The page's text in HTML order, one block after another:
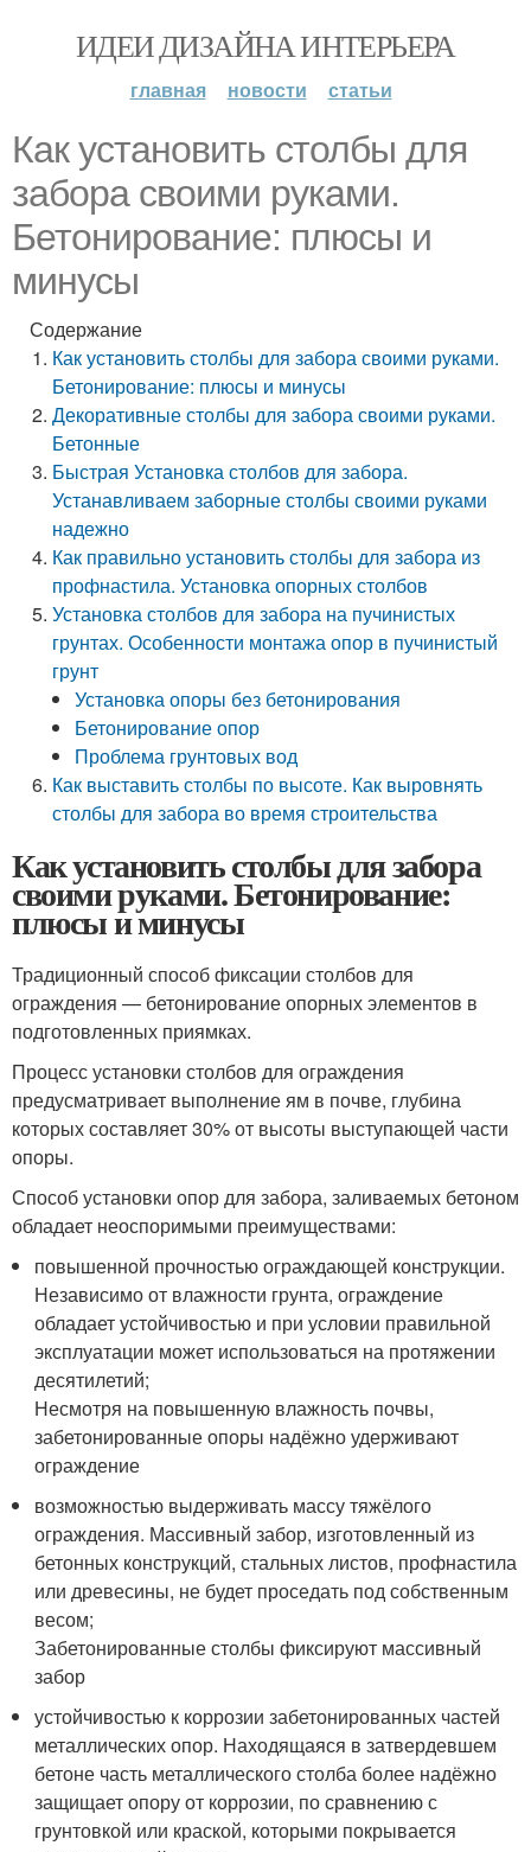
ИДЕИ ДИЗАЙНА ИНТЕРЬЕРА
главная новости статьи
Как установить столбы для
забора своими руками.
Бетонирование: плюсы и
минусы
Содержание
Как установить столбы для забора своими руками.
Бетонирование: плюсы и минусы
Декоративные столбы для забора своими руками.
Бетонные
Быстрая Установка столбов для забора.
Устанавливаем заборные столбы своими руками
надежно
Как правильно установить столбы для забора из
профнастила. Установка опорных столбов
Установка столбов для забора на пучинистых
грунтах. Особенности монтажа опор в пучинистый
грунт
Установка опоры без бетонирования
Бетонирование опор
Проблема грунтовых вод
Как выставить столбы по высоте. Как выровнять
столбы для забора во время строительства
Как установить столбы для забора
своими руками. Бетонирование:
плюсы и минусы
Традиционный способ фиксации столбов для
ограждения — бетонирование опорных элементов в
подготовленных приямках.
Процесс установки столбов для ограждения
предусматривает выполнение ям в почве, глубина
которых составляет 30% от высоты выступающей части
опоры.
Способ установки опор для забора, заливаемых бетоном
обладает неоспоримыми преимуществами:
повышенной прочностью ограждающей конструкции.
Независимо от влажности грунта, ограждение
обладает устойчивостью и при условии правильной
эксплуатации может использоваться на протяжении
десятилетий;
Несмотря на повышенную влажность почвы,
забетонированные опоры надёжно удерживают
ограждение
возможностью выдерживать массу тяжёлого
ограждения. Массивный забор, изготовленный из
бетонных конструкций, стальных листов, профнастила
или древесины, не будет проседать под собственным
весом;
Забетонированные столбы фиксируют массивный
забор
устойчивостью к коррозии забетонированных частей
металлических опор. Находящаяся в затвердевшем
бетоне часть металлического столба более надёжно
защищает опору от коррозии, по сравнению с
грунтовкой или краской, которыми покрывается